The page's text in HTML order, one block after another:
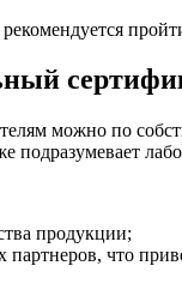
можно по
подразумевает
продукции;
что